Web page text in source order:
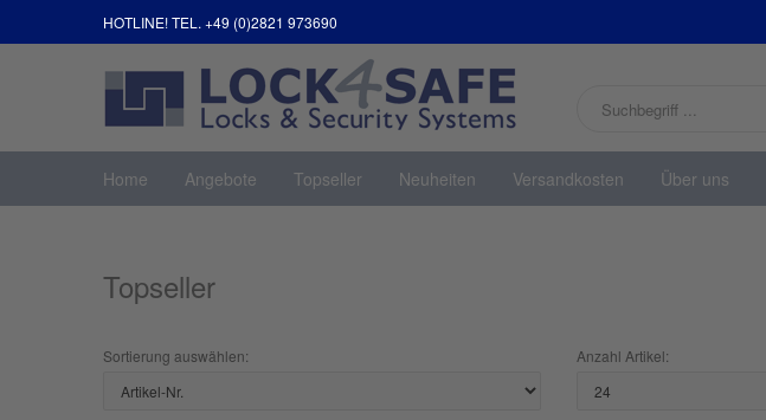
HOTLINE! TEL. +49 (0)2821 973690
Home Angebote Topseller Neuheiten Versandkosten Über uns
Topseller
Sortierung auswählen: Anzahl Artikel: